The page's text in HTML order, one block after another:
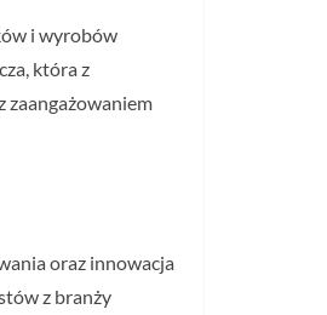
i wyrobów
która z
zaangażowaniem
oraz innowacja
z branży